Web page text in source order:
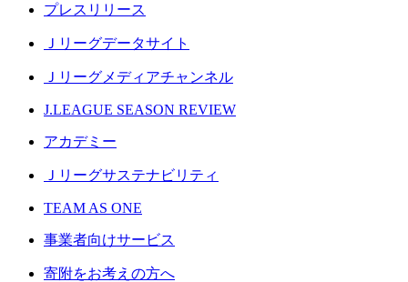
プレスリリース
Ｊリーグデータサイト
Ｊリーグメディアチャンネル
J.LEAGUE SEASON REVIEW
アカデミー
Ｊリーグサステナビリティ
TEAM AS ONE
事業者向けサービス
寄附をお考えの方へ